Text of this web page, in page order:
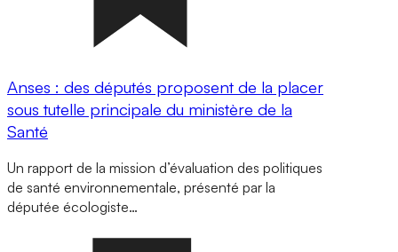
Anses : des députés proposent de la placer
sous tutelle principale du ministère de la
Santé
Un rapport de la mission d’évaluation des politiques
de santé environnementale, présenté par la
députée écologiste…